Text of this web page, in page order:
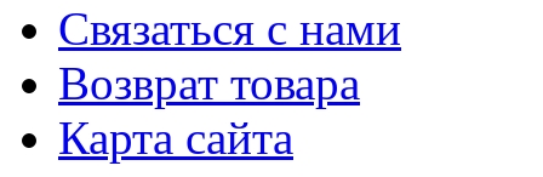
Связаться с нами
Возврат товара
Карта сайта